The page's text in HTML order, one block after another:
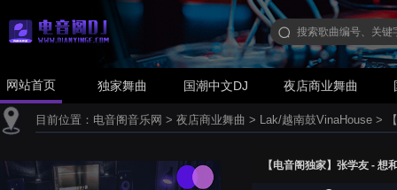
网站首页 独家舞曲 国潮中文DJ 夜店商业舞曲
目前位置： 电音阁音乐网 > 夜店商业舞曲 > Lak/越南鼓VinaHouse >
【电音阁独家】张学友 -